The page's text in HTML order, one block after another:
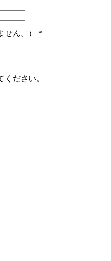
せん。） *
ください。